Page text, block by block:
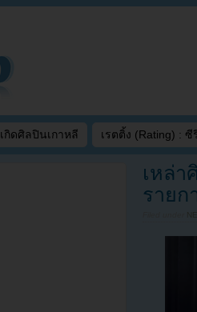
กิดศิลปินเกาหลี เรตติ้ง (Rating) : ซี
เหล่า
รายก